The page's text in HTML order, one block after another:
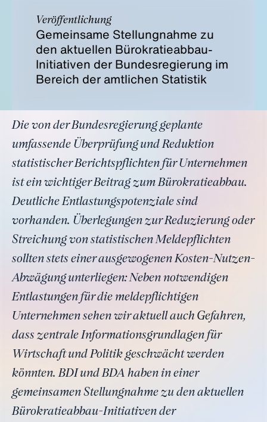
Veröffentlichung
Gemeinsame Stellungnahme zu
den aktuellen Bürokratieabbau-
Initiativen der Bundesregierung im
Bereich der amtlichen Statistik
Die von der Bundesregierung geplante
umfassende Überprüfung und Reduktion
statistischer Berichtspflichten für Unternehmen
ist ein wichtiger Beitrag zum Bürokratieabbau.
Deutliche Entlastungspotenziale sind
vorhanden. Überlegungen zur Reduzierung oder
Streichung von statistischen Meldepflichten
sollten stets einer ausgewogenen Kosten-Nutzen-
Abwägung unterliegen: Neben notwendigen
Entlastungen für die meldepflichtigen
Unternehmen sehen wir aktuell auch Gefahren,
dass zentrale Informationsgrundlagen für
Wirtschaft und Politik geschwächt werden
könnten. BDI und BDA haben in einer
gemeinsamen Stellungnahme zu den aktuellen
Bürokratieabbau-Initiativen der